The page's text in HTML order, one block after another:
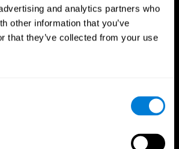
and analytics partners who
other information that you’ve
that they’ve collected from your use